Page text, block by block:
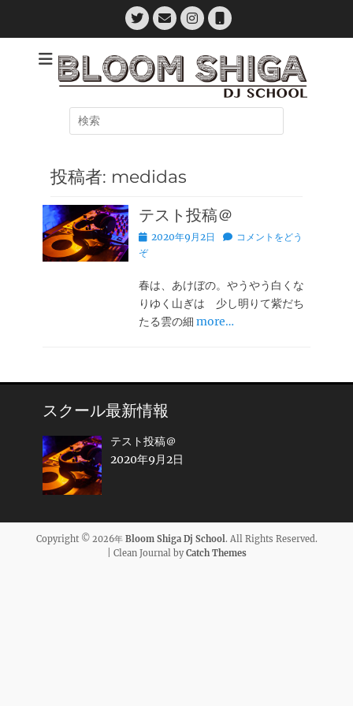
Twitter
メ
ー
ル
Instagram
電
話
Bloom Shiga Dj
School
滋賀県初のDJスクール
検
索:
投稿者: medidas
テスト投稿＠
投
稿
2020年9月2日
コメントをどう
ぞ
春は、あけぼの。やうやう白くな
りゆく山ぎは 少し明りて紫だち
たる雲の細more…
スクール最新情報
テスト投稿＠
2020年9月2日
Copyright © 2026年 Bloom Shiga Dj School . All Rights Reserved.
| Clean Journal byCatch Themes